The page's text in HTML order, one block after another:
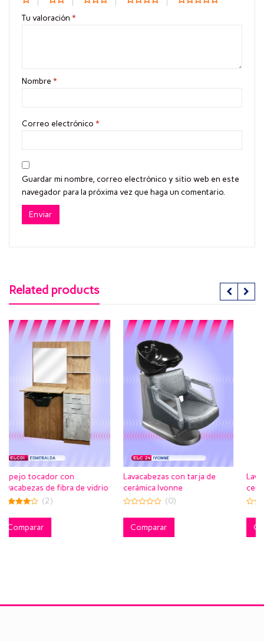
Tu valoración *
Nombre *
Correo electrónico *
Guardar mi nombre, correo electrónico y sitio web en este
navegador para la próxima vez que haga un comentario.
Related products
vidrio
Lavacabezas con tarja de
cerámica Ivonne
out
Lavacabezas con tarja de
cerámica Stephanie
out